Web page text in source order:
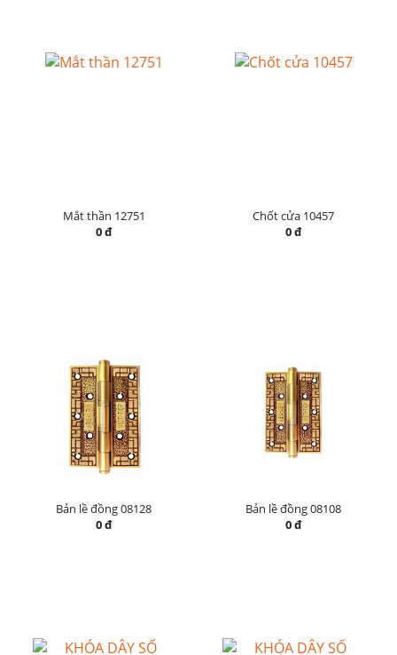
Mắt thần 12751
0 đ
Chốt cửa 10457
0 đ
Bản lề đồng 08128
0 đ
Bản lề đồng 08108
0 đ